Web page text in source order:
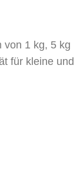
von 1 kg, 5 kg
für kleine und